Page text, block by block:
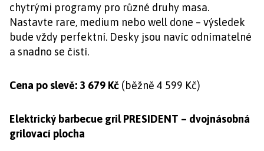
chytrými programy pro různé druhy masa.
Nastavte rare, medium nebo well done – výsledek
bude vždy perfektní. Desky jsou navíc odnímatelné
a snadno se čistí.
Cena po slevě: 3 679 Kč (běžně 4 599 Kč)
Elektrický barbecue gril PRESIDENT – dvojnásobná
grilovací plocha